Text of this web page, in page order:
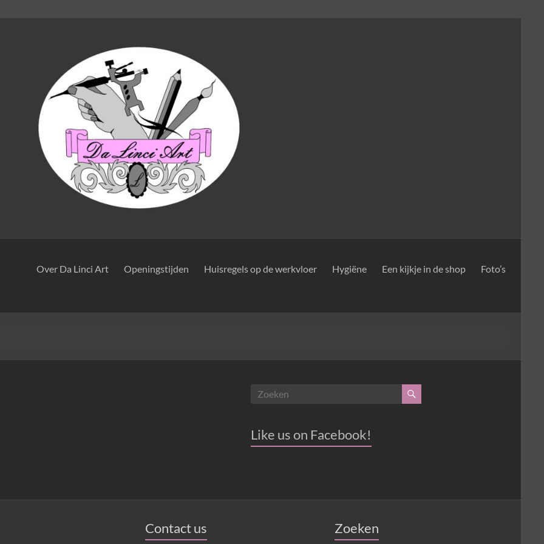
Over Da Linci Art Openingstijden Huisregels op de werkvloer Hygiëne Een kijkje in de shop Foto’s
Like us on Facebook!
Contact us Zoeken